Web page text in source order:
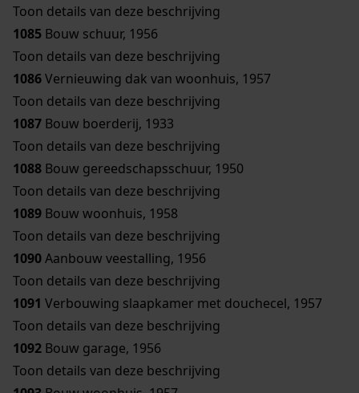
Toon details van deze beschrijving
1085 Bouw schuur, 1956
Toon details van deze beschrijving
1086Vernieuwing dak van woonhuis, 1957
Toon details van deze beschrijving
1087 Bouw boerderij, 1933
Toon details van deze beschrijving
1088 Bouw gereedschapsschuur, 1950
Toon details van deze beschrijving
1089 Bouw woonhuis, 1958
Toon details van deze beschrijving
1090Aanbouw veestalling, 1956
Toon details van deze beschrijving
1091 Verbouwing slaapkamer met douchecel, 1957
Toon details van deze beschrijving
1092 Bouw garage, 1956
Toon details van deze beschrijving